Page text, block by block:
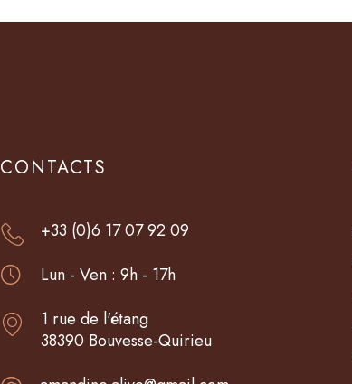
CONTACTS
+33 (0)6 17 07 92 09
Lun - Ven : 9h - 17h
1 rue de l'étang
38390 Bouvesse-Quirieu